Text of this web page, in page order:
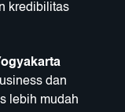
kredibilitas
dan
lebih mudah